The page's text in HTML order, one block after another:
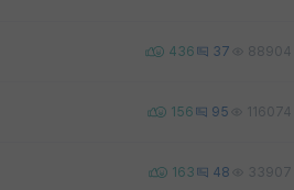
436 37 88904
156 95 116074
163 48 33907